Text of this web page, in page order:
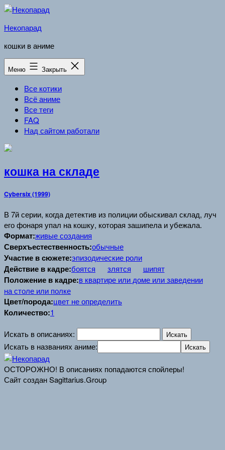
Перейти
содержимому
Некопарад
кошки в аниме
Меню Закрыть
Все котики
Всё аниме
Все теги
FAQ
Над сайтом работали
кошка на складе
Cybersix (1999)
В 7й серии, когда детектив из полиции обыскивал склад, луч
его фонаря упал на кошку, которая зашипела и убежала.
Формат:живые создания
Сверхъестественность:обычные
Участие в сюжете:эпизодические роли
Действие в кадре:боятся злятся шипят
Положение в кадре:в квартире или доме или заведении
на столе или полке
Цвет/порода:цвет не определить
Количество:1
Искать в описаниях:
Искать в названиях аниме:
ОСТОРОЖНО! В описаниях попадаются спойлеры!
Сайт создан Sagittarius.Group